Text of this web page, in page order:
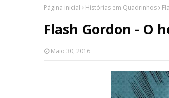
Página inicial Histórias em Quadrinhos
Flash Gordon - O
Maio 30, 2016